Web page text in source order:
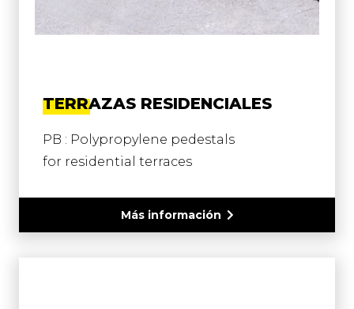
TERRAZAS RESIDENCIALES
PB : Polypropylene pedestals
for residential terraces
Más información